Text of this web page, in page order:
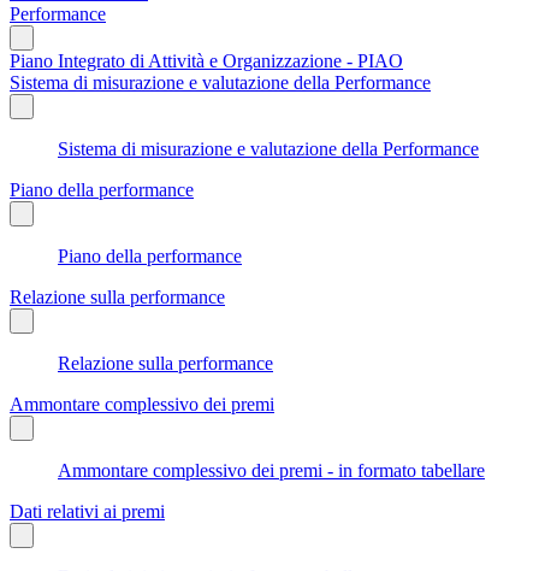
Performance
Piano Integrato di Attività e Organizzazione - PIAO
Sistema di misurazione e valutazione della Performance
Sistema di misurazione e valutazione della Performance
Piano della performance
Piano della performance
Relazione sulla performance
Relazione sulla performance
Ammontare complessivo dei premi
Ammontare complessivo dei premi - in formato tabellare
Dati relativi ai premi